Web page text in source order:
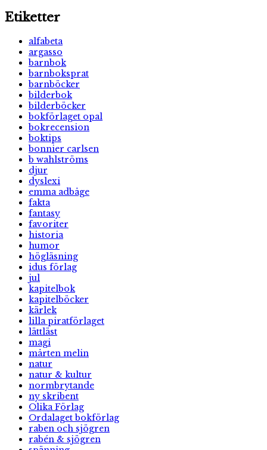
Etiketter
alfabeta
argasso
barnbok
barnboksprat
barnböcker
bilderbok
bilderböcker
bokförlaget opal
bokrecension
boktips
bonnier carlsen
b wahlströms
djur
dyslexi
emma adbåge
fakta
fantasy
favoriter
historia
humor
högläsning
idus förlag
jul
kapitelbok
kapitelböcker
kärlek
lilla piratförlaget
lättläst
magi
mårten melin
natur
natur & kultur
normbrytande
ny skribent
Olika Förlag
Ordalaget bokförlag
raben och sjögren
rabén & sjögren